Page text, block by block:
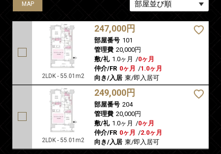
MAP
2LDK - 55.01m2
247,000円
部屋番号 101
管理費 20,000円
敷/礼 1.0ヶ月 /0ヶ月
仲介/FR 0ヶ月 /1.0ヶ月
向き/入居 東/即入居可
MAP
2LDK - 55.01m2
249,000円
部屋番号 204
管理費 20,000円
敷/礼 1.0ヶ月 /0ヶ月
仲介/FR 0ヶ月 /2.0ヶ月
向き/入居 東/即入居可